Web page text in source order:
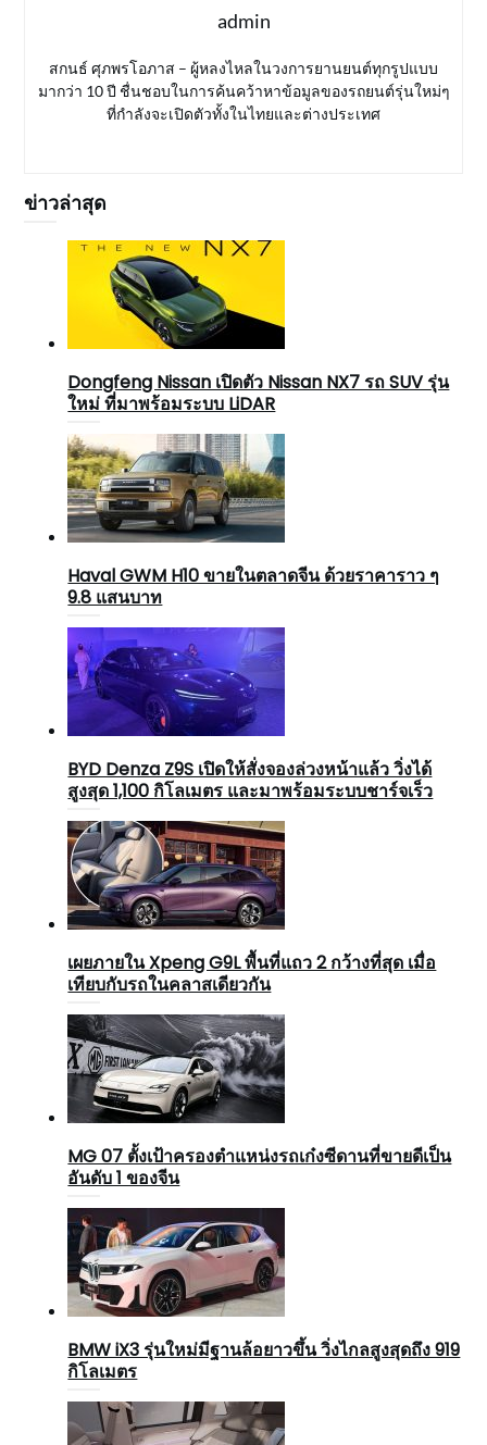
admin
สกนธ์ ศุภพรโอภาส – ผู้หลงไหลในวงการยานยนต์ทุกรูปแบบ
มากว่า 10 ปี ชื่นชอบในการค้นคว้าหาข้อมูลของรถยนต์รุ่นใหม่ๆ
ที่กำลังจะเปิดตัวทั้งในไทยและต่างประเทศ
ข่าวล่าสุด
Dongfeng Nissan เปิดตัว Nissan NX7 รถ SUV รุ่น
ใหม่ ที่มาพร้อมระบบ LiDAR
Haval GWM H10 ขายในตลาดจีน ด้วยราคาราว ๆ
9.8 แสนบาท
BYD Denza Z9S เปิดให้สั่งจองล่วงหน้าแล้ว วิ่งได้
สูงสุด 1,100 กิโลเมตร และมาพร้อมระบบชาร์จเร็ว
เผยภายใน Xpeng G9L พื้นที่แถว 2 กว้างที่สุด เมื่อ
เทียบกับรถในคลาสเดียวกัน
MG 07 ตั้งเป้าครองตำแหน่งรถเก๋งซีดานที่ขายดีเป็น
อันดับ 1 ของจีน
BMW iX3 รุ่นใหม่มีฐานล้อยาวขึ้น วิ่งไกลสูงสุดถึง 919
กิโลเมตร